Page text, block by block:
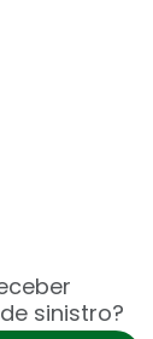
sinistro?